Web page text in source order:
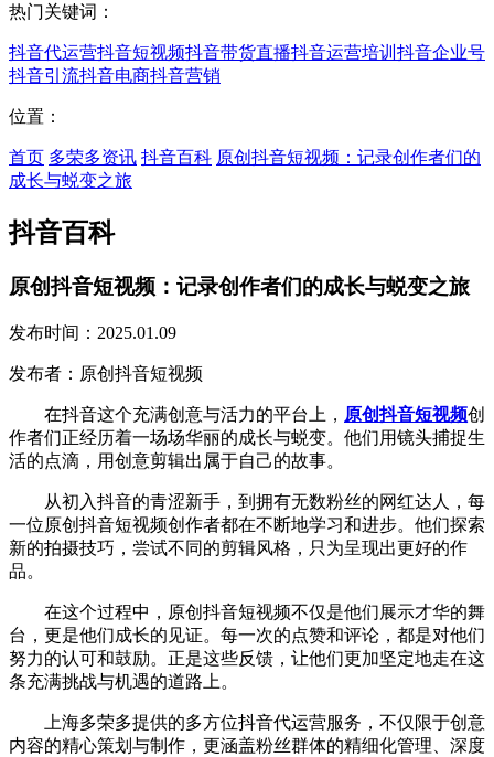
热门关键词：
抖音代运营抖音短视频抖音带货直播抖音运营培训 抖音企业号
抖音引流抖音电商抖音营销
位置：
首页 多荣多资讯 抖音百科 原创抖音短视频：记录创作者们的
成长与蜕变之旅
抖音百科
原创抖音短视频：记录创作者们的成长与蜕变之旅
发布时间：2025.01.09
发布者：原创抖音短视频
在抖音这个充满创意与活力的平台上， 原创抖音短视频创
作者们正经历着一场场华丽的成长与蜕变。他们用镜头捕捉生
活的点滴，用创意剪辑出属于自己的故事。
从初入抖音的青涩新手，到拥有无数粉丝的网红达人，每
一位原创抖音短视频创作者都在不断地学习和进步。他们探索
新的拍摄技巧，尝试不同的剪辑风格，只为呈现出更好的作
品。
在这个过程中，原创抖音短视频不仅是他们展示才华的舞
台，更是他们成长的见证。每一次的点赞和评论，都是对他们
努力的认可和鼓励。正是这些反馈，让他们更加坚定地走在这
条充满挑战与机遇的道路上。
上海多荣多提供的多方位抖音代运营服务，不仅限于创意
内容的精心策划与制作，更涵盖粉丝群体的精细化管理、深度